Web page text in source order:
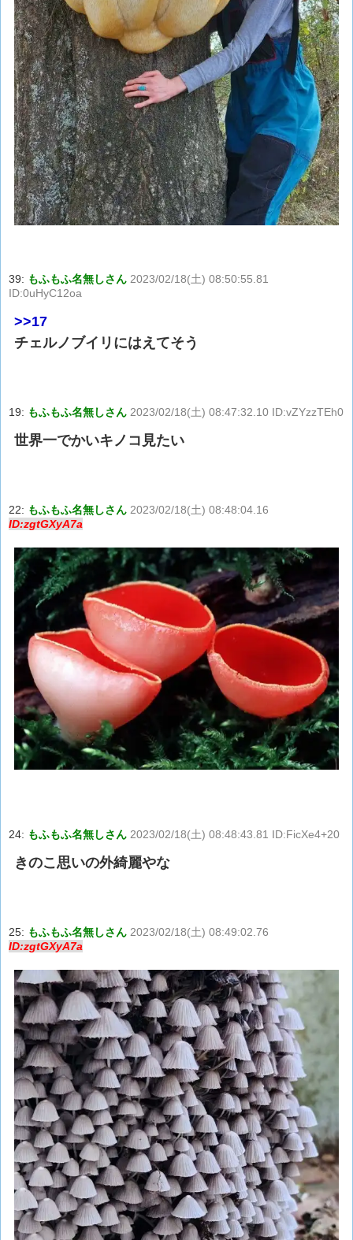
39: もふもふ名無しさん 2023/02/18(土) 08:50:55.81
ID:0uHyC12oa
>>17
チェルノブイリにはえてそう
19: もふもふ名無しさん 2023/02/18(土) 08:47:32.10 ID:vZYzzTEh0
世界一でかいキノコ見たい
22: もふもふ名無しさん 2023/02/18(土) 08:48:04.16
ID:zgtGXyA7a
24: もふもふ名無しさん 2023/02/18(土) 08:48:43.81 ID:FicXe4+20
きのこ思いの外綺麗やな
25: もふもふ名無しさん 2023/02/18(土) 08:49:02.76
ID:zgtGXyA7a